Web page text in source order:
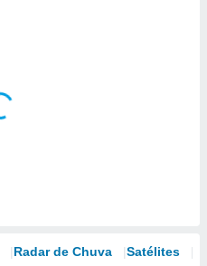
Radar de Chuva Satélites